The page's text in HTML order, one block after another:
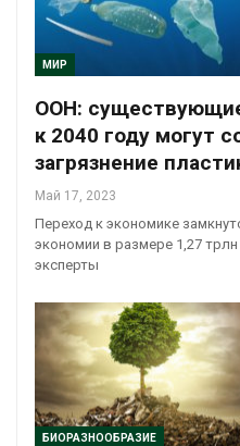
МИР
ООН: существующие
к 2040 году могут
загрязнение
Май 17, 2023
Переход к экономике
экономии в размере 1,27
эксперты
БИОРАЗНООБРАЗИЕ